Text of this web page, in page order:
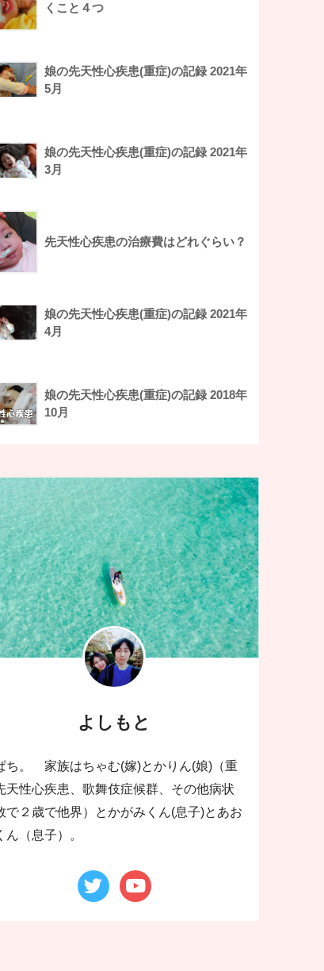
くこと４つ
娘の先天性心疾患(重症)の記録 2021年
5月
娘の先天性心疾患(重症)の記録 2021年
3月
先天性心疾患の治療費はどれぐらい？
娘の先天性心疾患(重症)の記録 2021年
4月
娘の先天性心疾患(重症)の記録 2018年
10月
よしもと
ち。 家族はちゃむ(嫁)とかりん(娘)（重
天性心疾患、歌舞伎症候群、その他病状
で２歳で他界）とかがみくん(息子)とあお
ん（息子）。